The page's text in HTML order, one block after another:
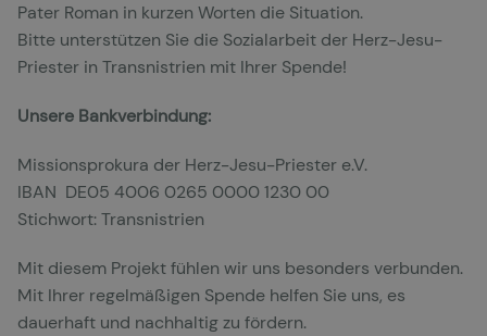
Pater Roman in kurzen Worten die Situation.
Bitte unterstützen Sie die Sozialarbeit der Herz-Jesu-
Priester in Transnistrien mit Ihrer Spende!
Unsere Bankverbindung:
Missionsprokura der Herz-Jesu-Priester e.V.
IBAN DE05 4006 0265 0000 1230 00
Stichwort: Transnistrien
Mit diesem Projekt fühlen wir uns besonders verbunden.
Mit Ihrer regelmäßigen Spende helfen Sie uns, es
dauerhaft und nachhaltig zu fördern.